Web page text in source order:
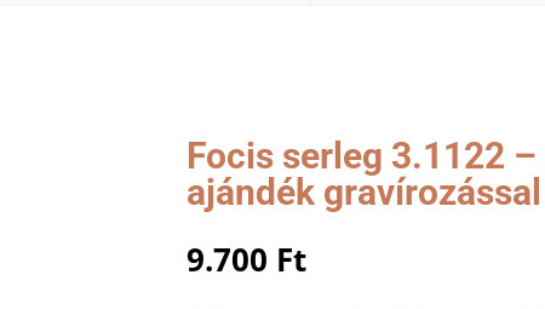
Focis serleg 3.1122
ajándék gravírozással
9.700 Ft